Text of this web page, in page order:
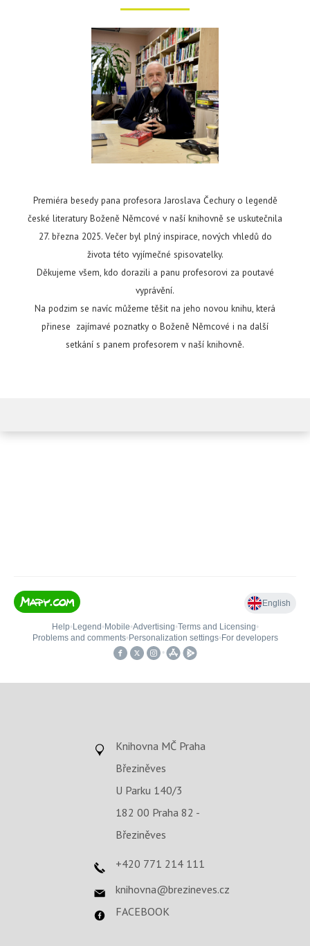
Premiéra besedy pana profesora Jaroslava Čechury o legendě
české literatury Boženě Němcové v naší knihovně se uskutečnila
27. března 2025. Večer byl plný inspirace, nových vhledů do
života této vyjímečné spisovatelky.
Děkujeme všem, kdo dorazili a panu profesorovi za poutavé
vyprávění.
Na podzim se navíc můžeme těšit na jeho novou knihu, která
přinese zajímavé poznatky o Boženě Němcové i na další
setkání s panem profesorem v naší knihovně.
Knihovna MČ Praha
Březiněves
U Parku 140/3
182 00 Praha 82 -
Březiněves
+420 771 214 111
knihovna@brezineves.cz
FACEBOOK